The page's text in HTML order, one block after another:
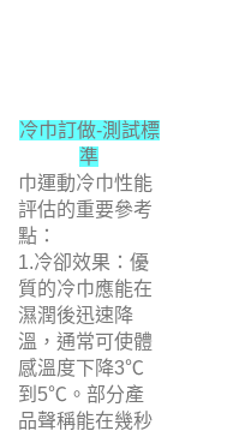
冷巾訂做-測試標
巾運動冷巾性能
評估的重要參考
點：
1.冷卻效果：優
質的冷巾應能在
濕潤後迅速降
溫，通常可使體